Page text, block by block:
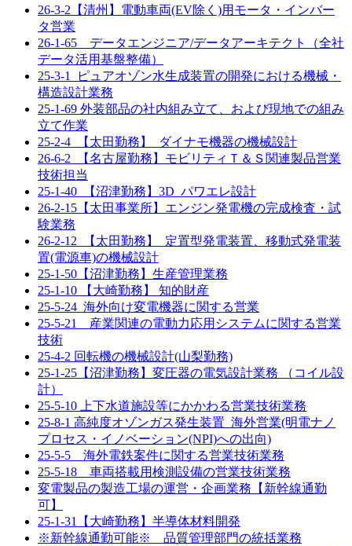
26-3-2【清州】電動車両(EV除く)用モータ・インバー
タ営業
26-1-65 データエンジニア/データアーキテクト（全社
データ活用基盤整備）
25-3-1_ピュアオゾン水生成装置の開発における機械・
構造設計業務
25-1-69 外装部品の社内組み立て、および現地での組み
立て作業
25-2-4_【太田勤務】_ダイナモ機器の機械設計
26-6-2_【名古屋勤務】モビリティＴ＆Ｓ関連製品営業
技術担当
25-1-40_【沼津勤務】3D_パワエレ設計
26-2-15【太田事業所】エンジン発電機の完成検査・試
験業務
26-2-12_【太田勤務】_定置型発電装置、移動式発電装
置(電源車)の機械設計
25-1-50【沼津勤務】生産管理業務
25-1-10 【大崎勤務】 知的財産
25-5-24_海外向け変電機器に関する営業
25-5-21 産業関連の電動力応用システムに関する営業
技術
25-4-2 回転機の機械設計(山梨勤務)
25-1-25【沼津勤務】変圧器の電気設計業務 （コイル設
計）
25-5-10 上下水道施設等にかかわる営業技術業務
25-8-1 高純度オゾンガス発生装置_海外営業(明電ナノ
プロセス・イノベーション(NPI)への出向)
25-5-5 海外電鉄案件に関する営業技術業務
25-5-18 車両搭載用検測設備の営業技術業務
変電製品の製造工場の運営・企画業務【新幹線通勤
可】
25-1-31【大崎勤務】半導体材料開発
※新幹線通勤可能※ 品質管理部門の統括業務